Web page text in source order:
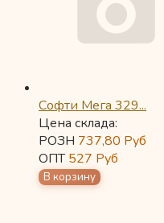
Софти Мега 329...
Цена склада:
РОЗН 737,80 Руб
ОПТ527 Руб